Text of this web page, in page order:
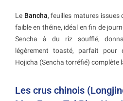
Le Bancha, feuilles matures issues
faible en théine, idéal en fin de
Sencha à du riz soufflé,
légèrement toasté, parfait
Hojicha (Sencha torréfié) complète
Les crus chinois